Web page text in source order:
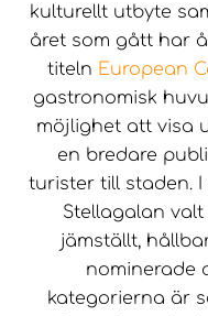
kulturellt utbyte
året som gått har
titeln European
gastronomisk
möjlighet att visa
en bredare
turister till staden.
Stellagalan
jämställt,
nominerade
kategorierna är